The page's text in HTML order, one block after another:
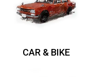
CAR & BIKE